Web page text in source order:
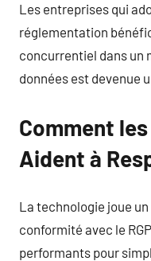
Les entreprises qui
réglementation
concurrentiel dans un
données est devenue
Comment
Aident à
La technologie joue
conformité avec le
performants pour